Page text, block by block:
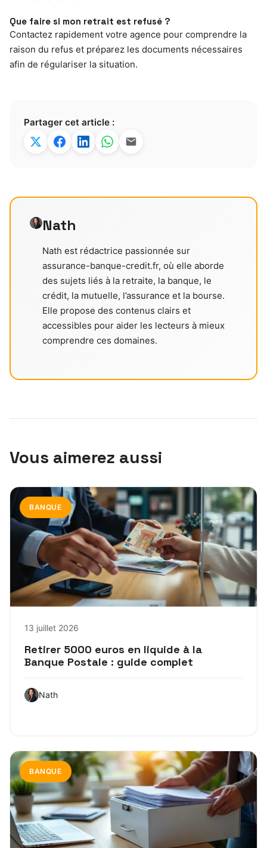
Que faire si mon retrait est refusé ?
Contactez rapidement votre agence pour comprendre la
raison du refus et préparez les documents nécessaires
afin de régulariser la situation.
Partager cet article :
Nath
Nath est rédactrice passionnée sur
assurance-banque-credit.fr, où elle aborde
des sujets liés à la retraite, la banque, le
crédit, la mutuelle, l’assurance et la bourse.
Elle propose des contenus clairs et
accessibles pour aider les lecteurs à mieux
comprendre ces domaines.
Vous aimerez aussi
BANQUE
13 juillet 2026
Retirer 5000 euros en liquide à la
Banque Postale : guide complet
Nath
BANQUE